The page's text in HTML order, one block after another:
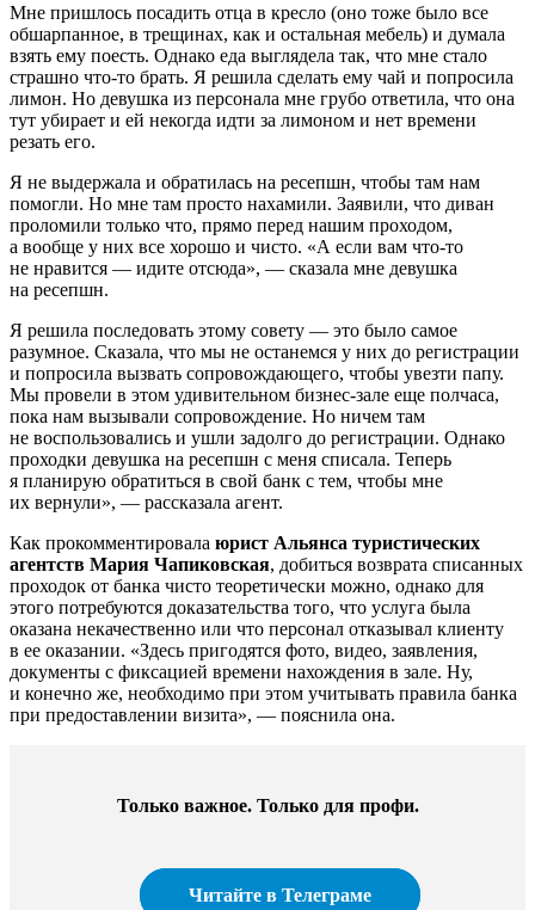
Мне пришлось посадить отца в кресло (оно тоже было все
обшарпанное, в трещинах, как и остальная мебель) и думала
взять ему поесть. Однако еда выглядела так, что мне стало
страшно что-то брать. Я решила сделать ему чай и попросила
лимон. Но девушка из персонала мне грубо ответила, что она
тут убирает и ей некогда идти за лимоном и нет времени
резать его.
Я не выдержала и обратилась на ресепшн, чтобы там нам
помогли. Но мне там просто нахамили. Заявили, что диван
проломили только что, прямо перед нашим проходом,
а вообще у них все хорошо и чисто. «А если вам что-то
не нравится — идите отсюда», — сказала мне девушка
на ресепшн.
Я решила последовать этому совету — это было самое
разумное. Сказала, что мы не останемся у них до регистрации
и попросила вызвать сопровождающего, чтобы увезти папу.
Мы провели в этом удивительном бизнес-зале еще полчаса,
пока нам вызывали сопровождение. Но ничем там
не воспользовались и ушли задолго до регистрации. Однако
проходки девушка на ресепшн с меня списала. Теперь
я планирую обратиться в свой банк с тем, чтобы мне
их вернули», — рассказала агент.
Как прокомментировала юрист Альянса туристических
агентств Мария Чапиковская, добиться возврата списанных
проходок от банка чисто теоретически можно, однако для
этого потребуются доказательства того, что услуга была
оказана некачественно или что персонал отказывал клиенту
в ее оказании. «Здесь пригодятся фото, видео, заявления,
документы с фиксацией времени нахождения в зале. Ну,
и конечно же, необходимо при этом учитывать правила банка
при предоставлении визита», — пояснила она.
Только важное. Только для профи.​
Читайте в Телеграме